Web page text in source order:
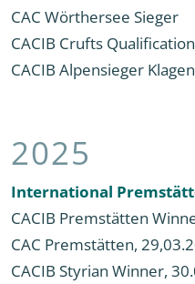
CAC Wörthersee Sieger
CACIB Crufts Qualification
CACIB Alpensieger
2025
International
CACIB Premstätten
CAC Premstätten,
CACIB Styrian Winner,